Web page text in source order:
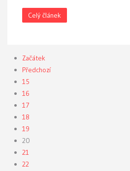
Celý článek
Začátek
Předchozí
15
16
17
18
19
20
21
22